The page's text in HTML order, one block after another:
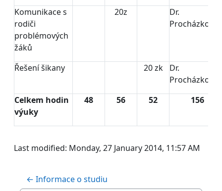
Komunikace s
rodiči
problémových
žáků
20z
Dr.
Procházková
Řešení šikany 20 zk
Dr.
Procházková
Celkem hodin
výuky
48 56 52 156
Last modified: Monday, 27 January 2014, 11:57 AM
← Informace o studiu